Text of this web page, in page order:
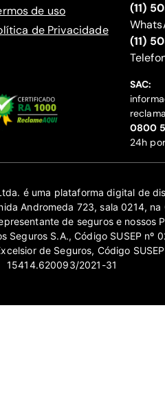
de uso
de Privacidade
(11)
(11)
SAC:
‍0800
24h
é uma plataforma digital de
Andromeda 723, sala 0214,
de seguros e nossos
S.A., Código SUSEP nº
de Seguros, Código
15414.620093/2021-31